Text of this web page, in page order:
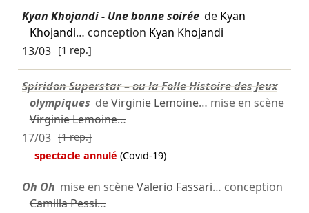
Kyan Khojandi - Une bonne soirée de Kyan
Khojandi… conception Kyan Khojandi
13/03 [1 rep.]
Spiridon Superstar – ou la Folle Histoire des Jeux
olympiquesdeVirginie Lemoine… mise en scène
Virginie Lemoine…
17/03 [1 rep.]
spectacle annulé(Covid-19)
Oh Ohmise en scèneValerio Fassari… conception
Camilla Pessi…